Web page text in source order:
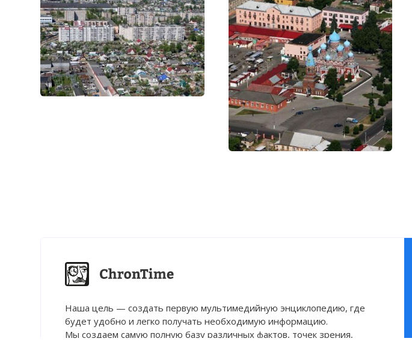
Наша цель — создать первую мультимедийную энциклопедию, где
будет удобно и легко получать необходимую информацию.
Мы создаем самую полную базу различных фактов, точек зрения,